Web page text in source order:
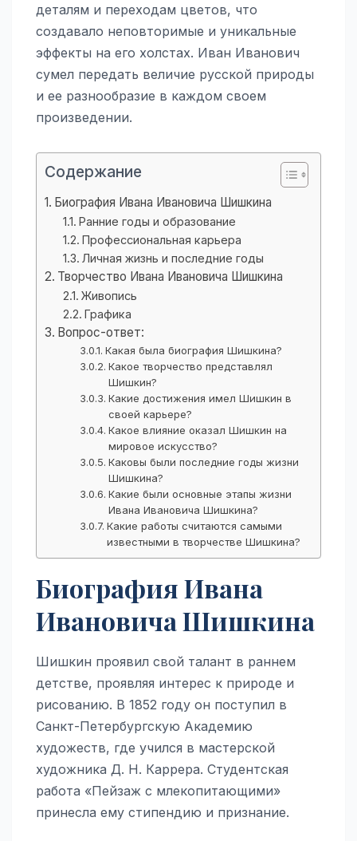
деталям и переходам цветов, что
создавало неповторимые и уникальные
эффекты на его холстах. Иван Иванович
сумел передать величие русской природы
и ее разнообразие в каждом своем
произведении.
Содержание
Биография Ивана Ивановича Шишкина
Ранние годы и образование
Профессиональная карьера
Личная жизнь и последние годы
Творчество Ивана Ивановича Шишкина
Живопись
Графика
Вопрос-ответ:
Какая была биография Шишкина?
Какое творчество представлял
Шишкин?
Какие достижения имел Шишкин в
своей карьере?
Какое влияние оказал Шишкин на
мировое искусство?
Каковы были последние годы жизни
Шишкина?
Какие были основные этапы жизни
Ивана Ивановича Шишкина?
Какие работы считаются самыми
известными в творчестве Шишкина?
Биография Ивана
Ивановича Шишкина
Шишкин проявил свой талант в раннем
детстве, проявляя интерес к природе и
рисованию. В 1852 году он поступил в
Санкт-Петербургскую Академию
художеств, где учился в мастерской
художника Д. Н. Каррера. Студентская
работа «Пейзаж с млекопитающими»
принесла ему стипендию и признание.